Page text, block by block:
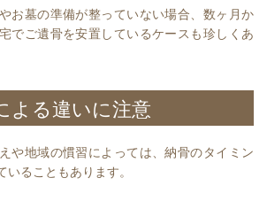
お墓の準備が整っていない場合、数ヶ月か
でご遺骨を安置しているケースも珍しくあ
よる違いに注意
や地域の慣習によっては、納骨のタイミン
いることもあります。